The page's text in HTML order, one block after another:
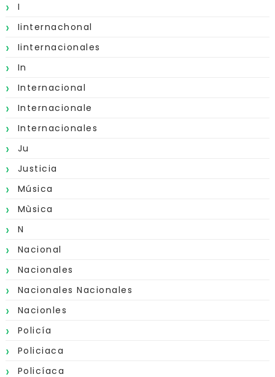
I
Iinternachonal
Iinternacionales
In
Internacional
Internacionale
Internacionales
Ju
Justicia
Música
Mùsica
N
Nacional
Nacionales
Nacionales Nacionales
Nacionles
Policía
Policiaca
Policíaca